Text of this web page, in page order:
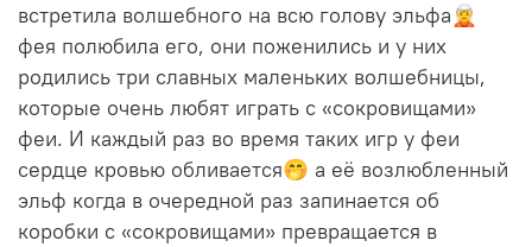
встретила волшебного на всю голову эльфа🧝
фея полюбила его, они поженились и у них
родились три славных маленьких волшебницы,
которые очень любят играть с «сокровищами»
феи. И каждый раз во время таких игр у феи
сердце кровью обливается🤭 а её возлюбленный
эльф когда в очередной раз запинается об
коробки с «сокровищами» превращается в